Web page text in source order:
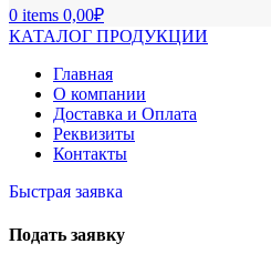
0 items 0,00₽
КАТАЛОГ ПРОДУКЦИИ
Главная
О компании
Доставка и Оплата
Реквизиты
Контакты
Быстрая заявка
Подать заявку